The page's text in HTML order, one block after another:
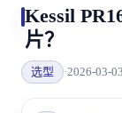
Kessil
片？
选型 ·2026-03-03